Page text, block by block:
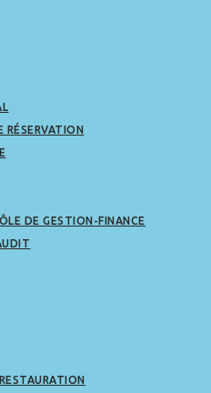
RÉSERVATION
DE GESTION-FINANCE